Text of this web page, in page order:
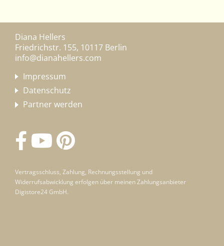
Diana Hellers
Friedrichstr. 155, 10117 Berlin
info@dianahellers.com
Impressum
Datenschutz
Partner werden
Vertragsschluss, Zahlung, Rechnungsstellung und
Widerrufsabwicklung erfolgen über meinen Zahlungsanbieter
Digistore24 GmbH.